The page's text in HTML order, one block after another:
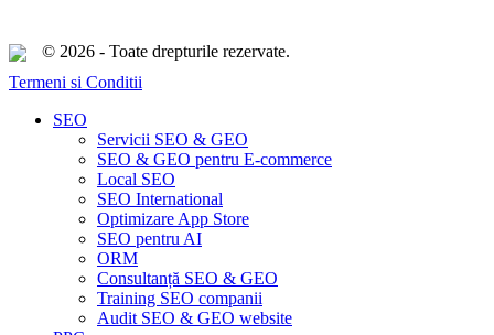
© 2026 - Toate drepturile rezervate.
Termeni si Conditii
Close
SEO
Servicii SEO & GEO
SEO & GEO pentru E-commerce
Local SEO
SEO International
Optimizare App Store
SEO pentru AI
ORM
Consultanță SEO & GEO
Training SEO companii
Audit SEO & GEO website